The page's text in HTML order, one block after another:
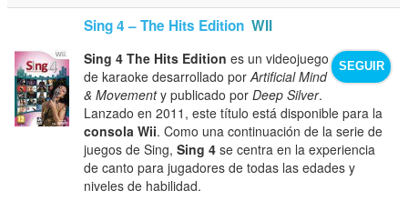
Sing 4 – The Hits Edition WII
SEGUIR
Sing 4 The Hits Edition es un videojuego
de karaoke desarrollado porArtificial Mind
& Movementy publicado porDeep Silver.
Lanzado en 2011, este título está disponible para la
consola Wii. Como una continuación de la serie de
juegos de Sing,Sing 4 se centra en la experiencia
de canto para jugadores de todas las edades y
niveles de habilidad.